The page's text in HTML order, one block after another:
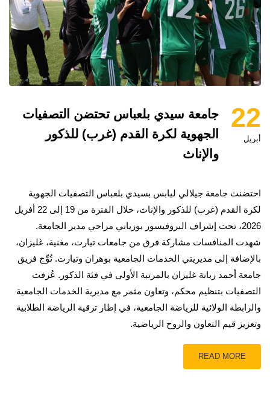
22
أبريل
جامعة سيدي بلعباس تحتضن التصفيات
الجهوية لكرة القدم (غرب) للذكور
والإناث
احتضنت جامعة جيلالي ليابس بسيدي بلعباس التصفيات الجهوية
لكرة القدم (غرب) للذكور والإناث، خلال الفترة من 19 إلى 22 أفريل
2026، تحت إشراف البروفيسور بوزياني مراحي مدير الجامعة.
شهدت المنافسات مشاركة فرق من جامعات تيارت، مغنية، غليزان،
بالإضافة إلى مديريتي الخدمات الجامعية بوهران وتيارت. تُوِّج فريق
جامعة أحمد زبانة غليزان بالمرتبة الأولى في فئة الذكور. عُرفت
التصفيات بتنظيم محكم، وتعاون مثمر مع مديرية الخدمات الجامعية
والرابطة الولائية للرياضة الجامعية، في إطار ترقية الرياضة الطلابية
وتعزيز قيم التعاون والروح الرياضية.
READ MORE